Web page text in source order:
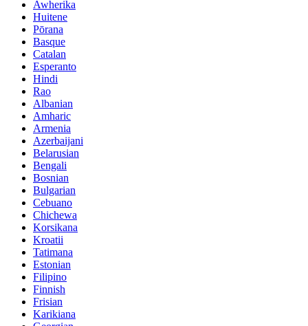
Awherika
Huitene
Pōrana
Basque
Catalan
Esperanto
Hindi
Rao
Albanian
Amharic
Armenia
Azerbaijani
Belarusian
Bengali
Bosnian
Bulgarian
Cebuano
Chichewa
Korsikana
Kroatii
Tatimana
Estonian
Filipino
Finnish
Frisian
Karikiana